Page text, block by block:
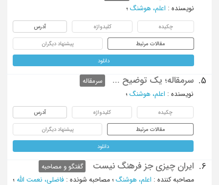
نویسنده : اعلم، هوشنگ ؛
چکیده کلیدواژه آدرس
مقالات مرتبط پیشنهاد دیگران
دانلود
5. سرمقاله؛ یک توضیح ...
سرمقاله
نویسنده : اعلم، هوشنگ ؛
چکیده کلیدواژه آدرس
مقالات مرتبط پیشنهاد دیگران
دانلود
6. ایران چیزی جز فرهنگ نیست
گفتگو و مصاحبه
مصاحبه کننده : اعلم، هوشنگ ؛ مصاحبه شونده : فاضلی، نعمت الله ؛